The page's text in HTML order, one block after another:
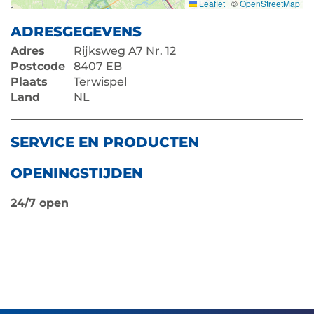
Leaflet | ©OpenStreetMap
ADRESGEGEVENS
Adres
Rijksweg A7 Nr. 12
Postcode
8407 EB
Plaats
Terwispel
Land
NL
SERVICE EN PRODUCTEN
OPENINGSTIJDEN
24/7 open